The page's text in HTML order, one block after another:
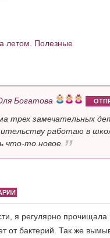
летом. Полезные
Богатова
трех замечательных
работаю в
что-то новое.
я регулярно
от бактерий. Так же